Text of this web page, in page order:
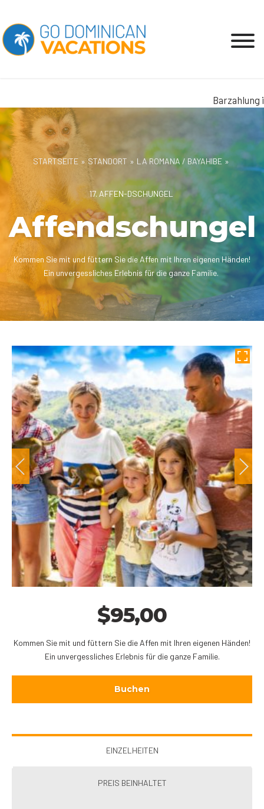
Barzahlung
STARTSEITE » STANDORT » LA ROMANA / BAYAHIBE »
17. AFFEN-DSCHUNGEL
Affendschungel
Kommen Sie mit und füttern Sie die Affen mit Ihren eigenen Händen!
Ein unvergessliches Erlebnis für die ganze Familie.
$95,00
Kommen Sie mit und füttern Sie die Affen mit Ihren eigenen Händen!
Ein unvergessliches Erlebnis für die ganze Familie.
Buchen
EINZELHEITEN
PREIS BEINHALTET